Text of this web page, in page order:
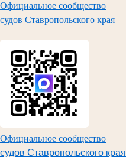
Официальное сообщество
судов Ставропольского края
Официальное сообщество
судов Ставропольского края